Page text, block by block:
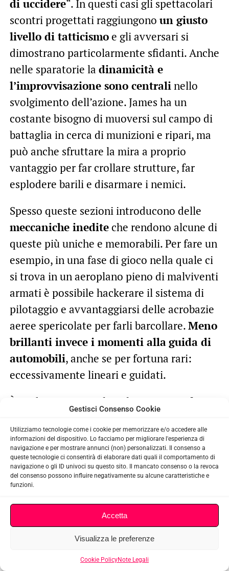
Gestisci Consenso Cookie
Utilizziamo tecnologie come i cookie per memorizzare e/o accedere alle
informazioni del dispositivo. Lo facciamo per migliorare l'esperienza di
navigazione e per mostrare annunci (non) personalizzati. Il consenso a
queste tecnologie ci consentirà di elaborare dati quali il comportamento di
navigazione o gli ID univoci su questo sito. Il mancato consenso o la revoca
del consenso possono influire negativamente su alcune caratteristiche e
funzioni.
Accetta
Visualizza le preferenze
Cookie PolicyNote Legali
di uccidere“. In questi casi gli spettacolari
scontri progettati raggiungono un giusto
livello di tatticismoe gli avversari si
dimostrano particolarmente sfidanti. Anche
nelle sparatorie la dinamicità e
l’improvvisazione sono centralinello
svolgimento dell’azione. James ha un
costante bisogno di muoversi sul campo di
battaglia in cerca di munizioni e ripari, ma
può anche sfruttare la mira a proprio
vantaggio per far crollare strutture, far
esplodere barili e disarmare i nemici.
Spesso queste sezioni introducono delle
meccaniche inediteche rendono alcune di
queste più uniche e memorabili. Per fare un
esempio, in una fase di gioco nella quale ci
si trova in un aeroplano pieno di malviventi
armati è possibile hackerare il sistema di
pilotaggio e avvantaggiarsi delle acrobazie
aeree spericolate per farli barcollare.Meno
brillanti invece i momenti allaguida di
automobili, anche se per fortuna rari:
eccessivamente lineari e guidati.
È evidente quanto il risultato non sia frutto
action-adventure più influenti degli ultimi
anni, come gliUncharteddi Naughty Dog o
Max Paynedi Remedy, ma anche del
recupero di quanto imparato dalle vecchie
come la duologia diKane & Lynch
tanto controverso
Hitman: Absolution